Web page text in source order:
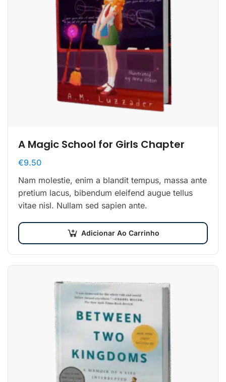
A Magic School for Girls Chapter
€9.50
Nam molestie, enim a blandit tempus, massa ante
pretium lacus, bibendum eleifend augue tellus
vitae nisl. Nullam sed sapien ante.
Adicionar Ao Carrinho